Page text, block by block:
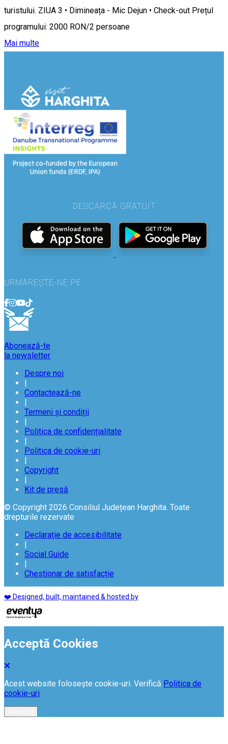
turistului. ZIUA 3 • Dimineața - Mic Dejun • Check-out Prețul
programului: 2000 RON/2 persoane
Mai multe
DESCARCĂ GRATUIT
URMĂREȘTE-NE PE
Abonează-te
la newsletter
Despre noi
Contactează-ne
Termeni și condiții
Politica de confidențialitate
Politica de cookie-uri
Copyright
Kit de presă
© Copyright 2026 Consiliul Județean Harghita. Toate
drepturile rezervate
Declarație de accesibilitate
Social Guide
Chestionar de satisfacție
❤️ Designed, built, maintained & hosted by
Acceptă Cookies
Acest website folosește cookie-uri. Verifică Politica de
cookie-uri